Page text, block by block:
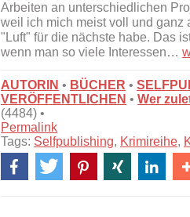
Arbeiten an unterschiedlichen
weil ich mich meist voll und ganz
"Luft" für die nächste habe. Das
wenn man so viele Interessen…
AUTORIN • BÜCHER •
VERÖFFENTLICHEN • Wer
(4484) •
Permalink
Tags: Selfpublishing, Krimireihe,